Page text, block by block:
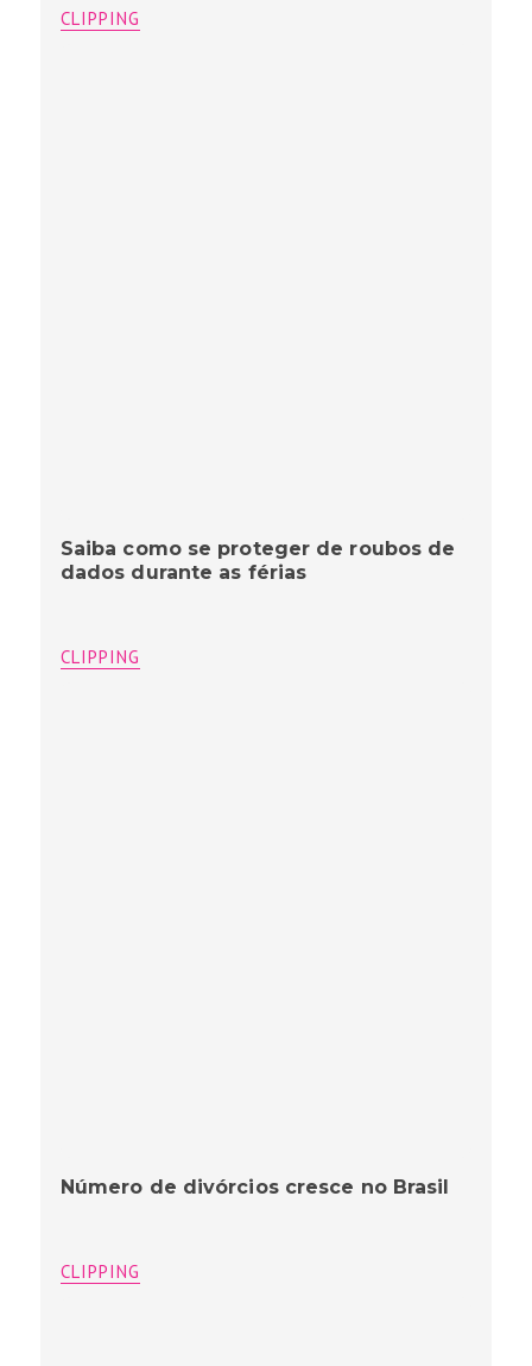
CLIPPING
Saiba como se proteger de roubos de
dados durante as férias
CLIPPING
Número de divórcios cresce no Brasil
CLIPPING